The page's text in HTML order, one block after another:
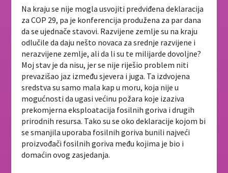
Na kraju se nije mogla usvojiti predviđena deklaracija
za COP 29, pa je konferencija produžena za par dana
da se ujednače stavovi. Razvijene zemlje su na kraju
odlučile da daju nešto novaca za srednje razvijene i
nerazvijene zemlje, ali da li su te milijarde dovoljne?
Moj stav je da nisu, jer se nije riješio problem niti
prevazišao jaz između sjevera i juga. Ta izdvojena
sredstva su samo mala kap u moru, koja nije u
mogućnosti da ugasi većinu požara koje izaziva
prekomjerna eksploatacija fosilnih goriva i drugih
prirodnih resursa. Tako su se oko deklaracije kojom bi
se smanjila uporaba fosilnih goriva bunili najveći
proizvođači fosilnih goriva među kojima je bio i
domaćin ovog zasjedanja.